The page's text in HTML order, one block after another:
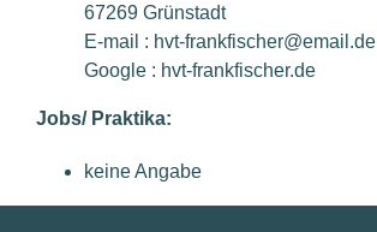
67269 Grünstadt
E-mail : hvt-frankfischer@email.de
Google : hvt-frankfischer.de
Jobs/ Praktika:
keine Angabe